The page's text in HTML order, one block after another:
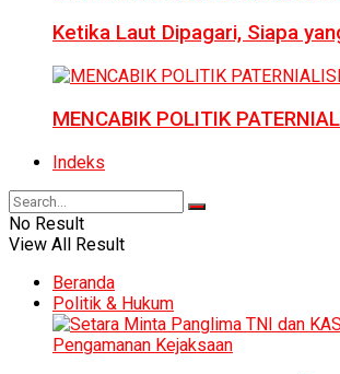
Ketika Laut Dipagari, Siapa
MENCABIK POLITIK
Indeks
No Result
View All Result
Beranda
Politik & Hukum